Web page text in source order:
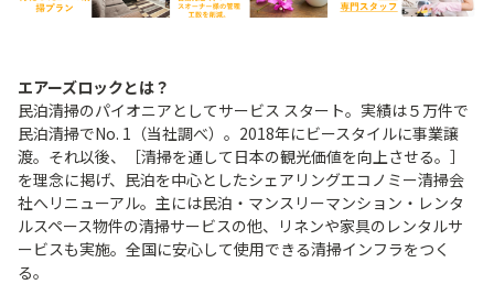
エアーズロックとは？
民泊清掃のパイオニアとしてサービス スタート。実績は５万件で
民泊清掃でNo. 1（当社調べ）。2018年にビースタイルに事業譲
渡。それ以後、［清掃を通して日本の観光価値を向上させる。］
を理念に掲げ、民泊を中心としたシェアリングエコノミー清掃会
社へリニューアル。主には民泊・マンスリーマンション・レンタ
ルスペース物件の清掃サービスの他、リネンや家具のレンタルサ
ービスも実施。全国に安心して使用できる清掃インフラをつく
る。